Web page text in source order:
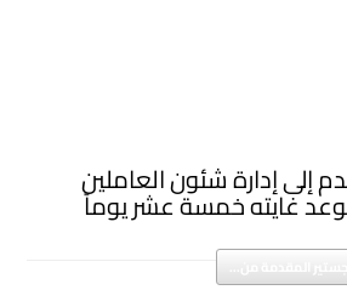
إلى إدارة شئون العاملين
غايته خمسة عشر يوماً